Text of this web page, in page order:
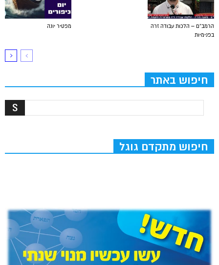
מפטיר יונה
הרמב”ם – הלכות עבודה זרה
בפנימיות
חיפוש באתר
חיפוש מתקדם גוגל